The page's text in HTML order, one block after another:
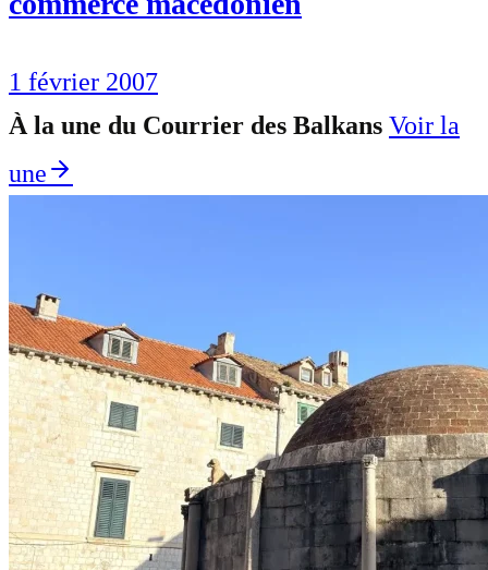
1 février 2007
À la une du Courrier des Balkans Voir la
une